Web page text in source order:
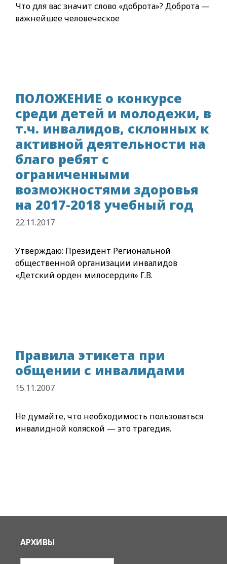
Что для вас значит слово «доброта»? Доброта —
важнейшее человеческое
ПОЛОЖЕНИЕ о конкурсе
среди детей и молодежи, в
т.ч. инвалидов, склонных к
активной деятельности на
благо ребят с
ограниченными
возможностями здоровья
на 2017-2018 учебный год
22.11.2017
Утверждаю: Президент Региональной
общественной организации инвалидов
«Детский орден милосердия» Г.В.
Правила этикета при
общении с инвалидами
15.11.2007
Не думайте, что необхо­димость пользоваться
инва­лидной коляской — это тра­гедия.
АРХИВЫ